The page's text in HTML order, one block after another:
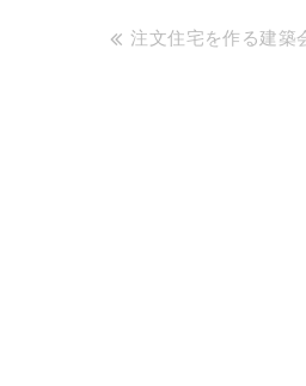
投
稿
注文住宅を作る建築